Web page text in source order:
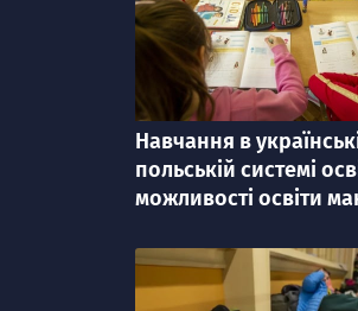
категорія
Навчання в
польській системі
можливості освіти